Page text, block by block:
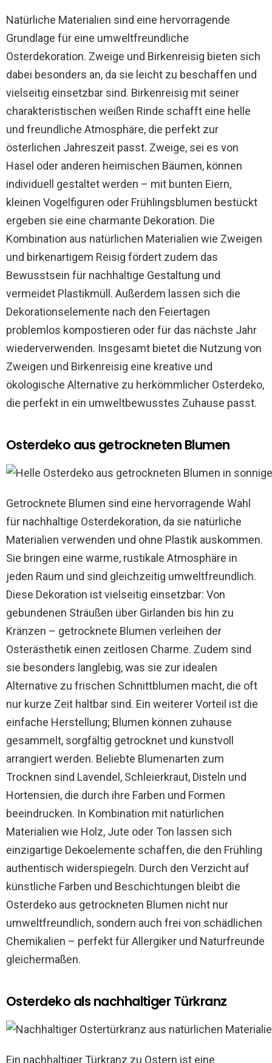
Natürliche Materialien sind eine hervorragende
Grundlage für eine umweltfreundliche
Osterdekoration. Zweige und Birkenreisig bieten sich
dabei besonders an, da sie leicht zu beschaffen und
vielseitig einsetzbar sind. Birkenreisig mit seiner
charakteristischen weißen Rinde schafft eine helle
und freundliche Atmosphäre, die perfekt zur
österlichen Jahreszeit passt. Zweige, sei es von
Hasel oder anderen heimischen Bäumen, können
individuell gestaltet werden – mit bunten Eiern,
kleinen Vogelfiguren oder Frühlingsblumen bestückt
ergeben sie eine charmante Dekoration. Die
Kombination aus natürlichen Materialien wie Zweigen
und birkenartigem Reisig fördert zudem das
Bewusstsein für nachhaltige Gestaltung und
vermeidet Plastikmüll. Außerdem lassen sich die
Dekorationselemente nach den Feiertagen
problemlos kompostieren oder für das nächste Jahr
wiederverwenden. Insgesamt bietet die Nutzung von
Zweigen und Birkenreisig eine kreative und
ökologische Alternative zu herkömmlicher Osterdeko,
die perfekt in ein umweltbewusstes Zuhause passt.
Osterdeko aus getrockneten Blumen
Getrocknete Blumen sind eine hervorragende Wahl
für nachhaltige Osterdekoration, da sie natürliche
Materialien verwenden und ohne Plastik auskommen.
Sie bringen eine warme, rustikale Atmosphäre in
jeden Raum und sind gleichzeitig umweltfreundlich.
Diese Dekoration ist vielseitig einsetzbar: Von
gebundenen Sträußen über Girlanden bis hin zu
Kränzen – getrocknete Blumen verleihen der
Osterästhetik einen zeitlosen Charme. Zudem sind
sie besonders langlebig, was sie zur idealen
Alternative zu frischen Schnittblumen macht, die oft
nur kurze Zeit haltbar sind. Ein weiterer Vorteil ist die
einfache Herstellung; Blumen können zuhause
gesammelt, sorgfältig getrocknet und kunstvoll
arrangiert werden. Beliebte Blumenarten zum
Trocknen sind Lavendel, Schleierkraut, Disteln und
Hortensien, die durch ihre Farben und Formen
beeindrucken. In Kombination mit natürlichen
Materialien wie Holz, Jute oder Ton lassen sich
einzigartige Dekoelemente schaffen, die den Frühling
authentisch widerspiegeln. Durch den Verzicht auf
künstliche Farben und Beschichtungen bleibt die
Osterdeko aus getrockneten Blumen nicht nur
umweltfreundlich, sondern auch frei von schädlichen
Chemikalien – perfekt für Allergiker und Naturfreunde
gleichermaßen.
Osterdeko als nachhaltiger Türkranz
Ein nachhaltiger Türkranz zu Ostern ist eine